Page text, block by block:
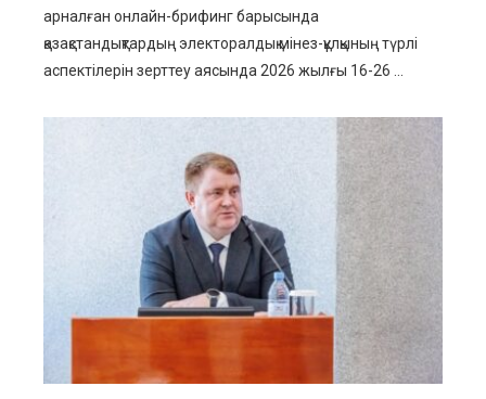
арналған онлайн-брифинг барысында
қазақстандықтардың электоралдық мінез-құлқының түрлі
аспектілерін зерттеу аясында 2026 жылғы 16-26 ...